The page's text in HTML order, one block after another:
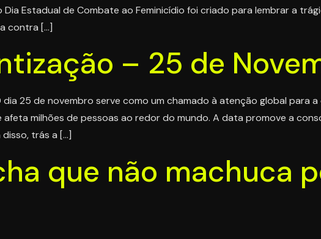
Dia Estadual de Combate ao Feminicídio foi criado para lembrar a
contra […]
– 25 de
25 de novembro serve como um chamado à atenção global para
milhões de pessoas ao redor do mundo. A data promove a
trás a […]
que não machuca